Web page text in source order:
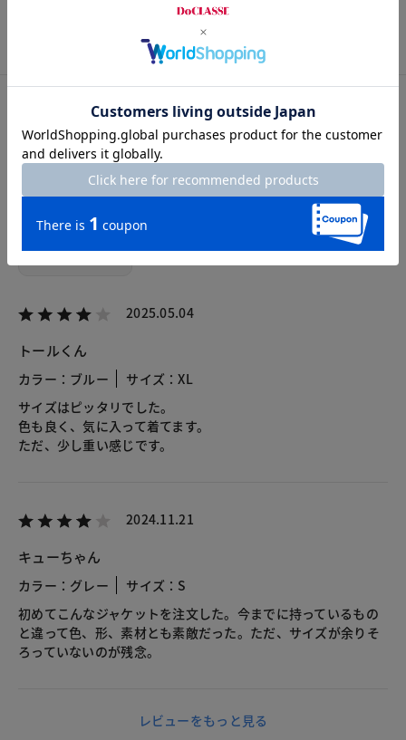
L
総合評価
2025.05.04
トールくん
カラー：ブルー
サイズ：XL
サイズはピッタリでした。
色も良く、気に入って着てます。
ただ、少し重い感じです。
2024.11.21
キューちゃん
カラー：グレー
サイズ：S
初めてこんなジャケットを注文した。今までに持っているもの
と違って色、形、素材とも素敵だった。ただ、サイズが余りそ
ろっていないのが残念。
レビューをもっと見る